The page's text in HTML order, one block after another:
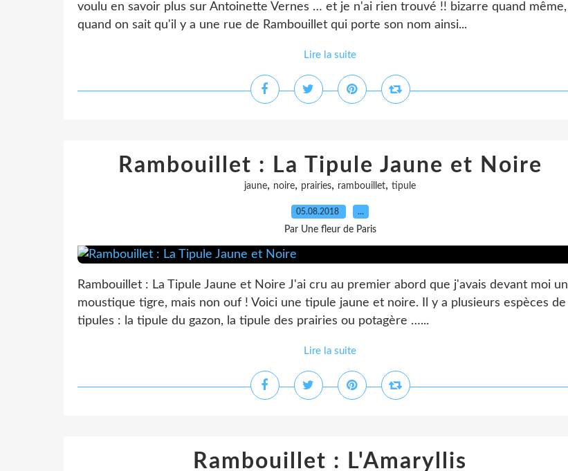
voulu en savoir plus sur Antoinette Vernes … et je n'ai rien trouvé !! bizarre quand même,
quand on sait qu'il y a une rue de Rambouillet qui porte son nom ainsi...
Lire la suite
Rambouillet : La Tipule Jaune et Noire
jaune, noire, prairies, rambouillet, tipule
05.08.2018 …
Par Une fleur de Paris
Rambouillet : La Tipule Jaune et Noire J'ai cru au premier abord que j'avais devant moi un
moustique tigre, mais non ouf ! Voici une tipule jaune et noire. Il y a plusieurs espèces de
tipules : la tipule du gazon, la tipule des prairies ou potagère …...
Lire la suite
Rambouillet : L'Amaryllis